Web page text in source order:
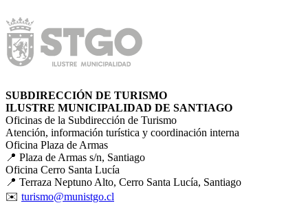
SUBDIRECCIÓN DE TURISMO
ILUSTRE MUNICIPALIDAD DE SANTIAGO
Oficinas de la Subdirección de Turismo
Atención, información turística y coordinación interna
Oficina Plaza de Armas
📍 Plaza de Armas s/n, Santiago
Oficina Cerro Santa Lucía
📍 Terraza Neptuno Alto, Cerro Santa Lucía, Santiago
✉️ turismo@munistgo.cl